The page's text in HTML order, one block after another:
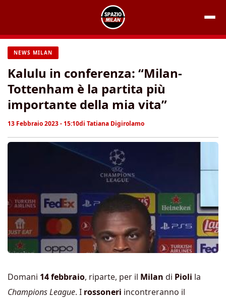
contenuto
NEWS MILAN
Kalulu in conferenza: “Milan-
Tottenham è la partita più
importante della mia vita”
13 Febbraio 2023 - 15:10di Tatiana Digirolamo
Domani 14 febbraio, riparte, per il Milan di Pioli la
Champions League. I rossoneri incontreranno il